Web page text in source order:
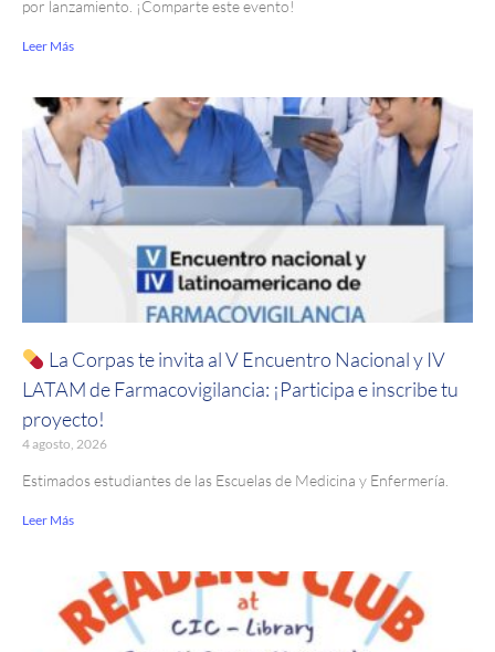
por lanzamiento. ¡Comparte este evento!
Leer Más
La Corpas te invita al V Encuentro Nacional y IV
LATAM de Farmacovigilancia: ¡Participa e inscribe tu
proyecto!
4 agosto, 2026
Estimados estudiantes de las Escuelas de Medicina y Enfermería.
Leer Más